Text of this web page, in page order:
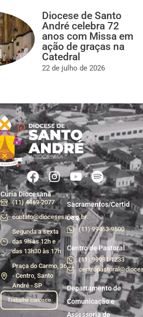
Diocese de Santo
André celebra 72
anos com Missa em
ação de graças na
Catedral
22 de julho de 2026
Cúria Diocesana
(11) 4469-2077
contato@diocesesa.org.br
Segunda a sexta
das 9h às 12h e
das 13h30 às 17h
Praça do Carmo, 36
- Centro, Santo
André - SP
Trabalhe conosco
Sacramentos/Certid
ões
(11) 99463-9500
Centro de Pastoral
(11) 99981-1233
Departamento de
Comunicação e
Assessoria de